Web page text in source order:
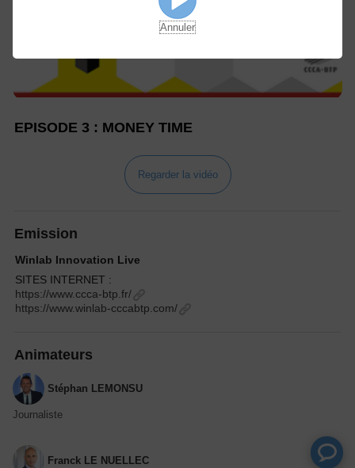
EPISODE 3 : MONEY TIME
Regarder la vidéo
Emission
Winlab Innovation Live
SITES INTERNET :
https://www.ccca-btp.fr/
https://www.winlab-cccabtp.com/
Animateurs
Stéphan LEMONSU
Journaliste
Franck LE NUELLEC
Annuler